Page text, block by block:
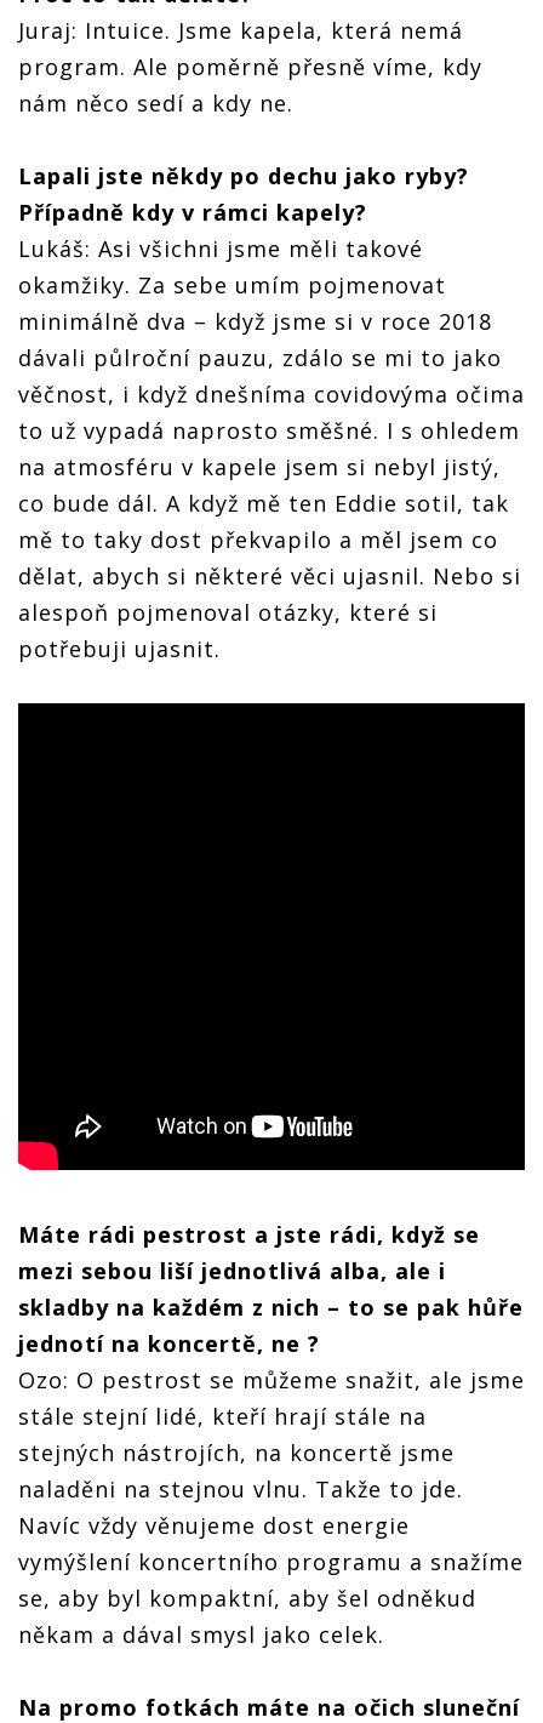
Juraj: Intuice. Jsme kapela, která nemá
program. Ale poměrně přesně víme, kdy
nám něco sedí a kdy ne.
Lapali jste někdy po dechu jako ryby?
Případně kdy v rámci kapely?
Lukáš: Asi všichni jsme měli takové
okamžiky. Za sebe umím pojmenovat
minimálně dva – když jsme si v roce 2018
dávali půlroční pauzu, zdálo se mi to jako
věčnost, i když dnešníma covidovýma očima
to už vypadá naprosto směšné. I s ohledem
na atmosféru v kapele jsem si nebyl jistý,
co bude dál. A když mě ten Eddie sotil, tak
mě to taky dost překvapilo a měl jsem co
dělat, abych si některé věci ujasnil. Nebo si
alespoň pojmenoval otázky, které si
potřebuji ujasnit.
Máte rádi pestrost a jste rádi, když se
mezi sebou liší jednotlivá alba, ale i
skladby na každém z nich – to se pak hůře
jednotí na koncertě, ne ?
Ozo: O pestrost se můžeme snažit, ale jsme
stále stejní lidé, kteří hrají stále na
stejných nástrojích, na koncertě jsme
naladěni na stejnou vlnu. Takže to jde.
Navíc vždy věnujeme dost energie
vymýšlení koncertního programu a snažíme
se, aby byl kompaktní, aby šel odněkud
někam a dával smysl jako celek.
Na promo fotkách máte na očich sluneční